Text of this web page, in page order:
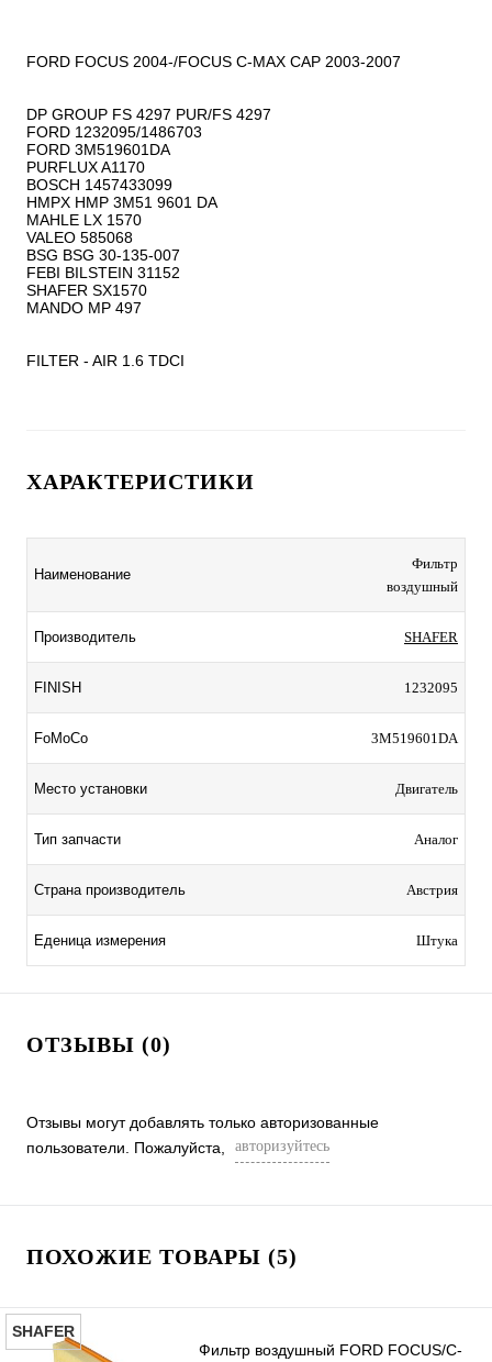
FORD FOCUS 2004-/FOCUS C-MAX CAP 2003-2007
DP GROUP FS 4297 PUR/FS 4297
FORD 1232095/1486703
FORD 3M519601DA
PURFLUX A1170
BOSCH 1457433099
HMPX HMP 3M51 9601 DA
MAHLE LX 1570
VALEO 585068
BSG BSG 30-135-007
FEBI BILSTEIN 31152
SHAFER SX1570
MANDO MP 497
FILTER - AIR 1.6 TDCI
ХАРАКТЕРИСТИКИ
Наименование
Фильтр
воздушный
Производитель SHAFER
FINISH 1232095
FoMoCo 3M519601DA
Место установки Двигатель
Тип запчасти Аналог
Страна производитель Австрия
Еденица измерения Штука
ОТЗЫВЫ (0)
Отзывы могут добавлять только авторизованные
пользователи. Пожалуйста,
авторизуйтесь
ПОХОЖИЕ ТОВАРЫ (5)
SHAFER
Фильтр воздушный FORD FOCUS/C-